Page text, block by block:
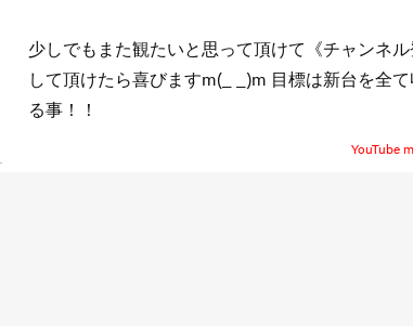
↓日直島田収録スケジュール↓ http://niccyoku-
shimada.com また僅かにでも観たいと思って頂け